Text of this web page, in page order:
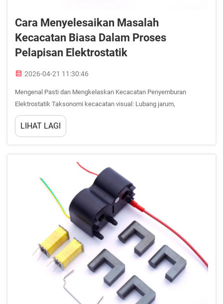
Cara Menyelesaikan Masalah
Kecacatan Biasa Dalam Proses
Pelapisan Elektrostatik
2026-04-21 11:30:46
Mengenal Pasti dan Mengkelaskan Kecacatan Penyemburan
Elektrostatik Taksonomi kecacatan visual: Lubang jarum,
permukaan seperti kulit oren, mata ikan, kawasan terdedah, dan
tanda ionisasi balik. Ketidaksempurnaan permukaan biasa
mendedahkan kecacatan proses kritikal dalam penyemburan
LIHAT LAGI